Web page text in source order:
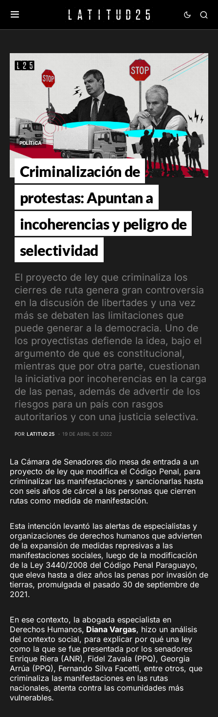
POLÍTICA
Criminalización de
protestas: Apuntan a
incoherencias y peligro de
selectividad
El proyecto de ley que criminaliza los
cierres de ruta genera gran controversia
en la discusión de libertades y una vez
más se debaten las limitaciones que
puede generar a la democracia. Uno de
los proyectistas defiende la idea, bajo el
argumento de que es constitucional,
mientras que por otra parte, cuestionan
la iniciativa por incoherencias en la carga
de las penas, además de advertir de los
riesgos para un país con rasgos
autoritarios y con una justicia selectiva.
POR LATITUD 25 19 DE ABRIL DE 2022
La Cámara de Senadores dio mesa de entrada a un
proyecto de ley que modifica el Código Penal, para
criminalizar las manifestaciones y sancionarlas hasta
con seis años de cárcel a las personas que cierren
rutas como medida de manifestación.
Esta intención levantó las alertas de especialistas y
organizaciones de derechos humanos que advierten
de la expansión de medidas represivas a las
manifestaciones sociales, luego de la modificación
de la Ley 3440/2008 del Código Penal Paraguayo,
que eleva hasta a diez años las penas por invasión de
tierras, promulgada el pasado 30 de septiembre de
2021.
En ese contexto, la abogada especialista en
Derechos Humanos, Diana Vargas, hizo un análisis
del contexto social, para explicar por qué una ley
como la que se fue presentada por los senadores
Enrique Riera (ANR), Fidel Zavala (PPQ), Georgia
Arrúa (PPQ), Fernando Silva Facetti, entre otros, que
criminaliza las manifestaciones en las rutas
nacionales, atenta contra las comunidades más
vulnerables.